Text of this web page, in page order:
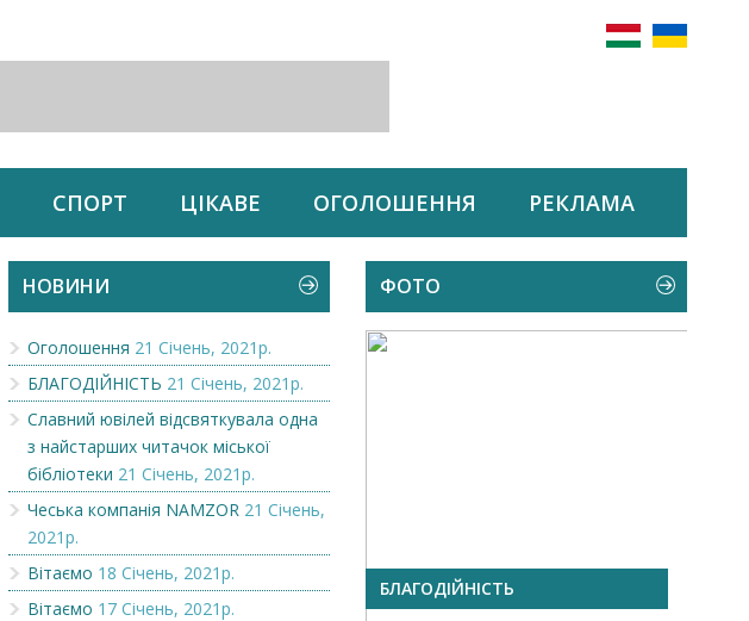
СПОРТ ЦІКАВЕ ОГОЛОШЕННЯ РЕКЛАМА
НОВИНИ
Оголошення 21 Січень, 2021р.
БЛАГОДІЙНІСТЬ 21 Січень, 2021р.
Славний ювілей відсвяткувала одна
з найстарших читачок міської
бібліотеки 21 Січень, 2021р.
Чеська компанія NAMZOR 21 Січень,
2021р.
Вітаємо 18 Січень, 2021р.
Вітаємо 17 Січень, 2021р.
ФОТО
Оголошення БЛАГОДІЙНІСТЬ